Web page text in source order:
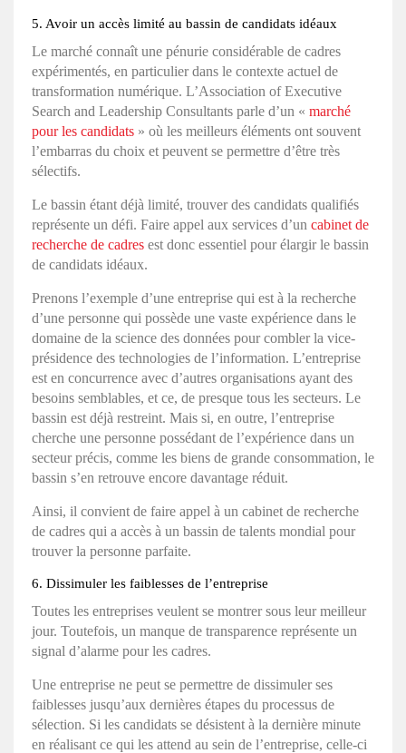
5. Avoir un accès limité au bassin de candidats idéaux
Le marché connaît une pénurie considérable de cadres
expérimentés, en particulier dans le contexte actuel de
transformation numérique. L’Association of Executive
Search and Leadership Consultants parle d’un « marché
pour les candidats » où les meilleurs éléments ont souvent
l’embarras du choix et peuvent se permettre d’être très
sélectifs.
Le bassin étant déjà limité, trouver des candidats qualifiés
représente un défi. Faire appel aux services d’un cabinet de
recherche de cadres est donc essentiel pour élargir le bassin
de candidats idéaux.
Prenons l’exemple d’une entreprise qui est à la recherche
d’une personne qui possède une vaste expérience dans le
domaine de la science des données pour combler la vice-
présidence des technologies de l’information. L’entreprise
est en concurrence avec d’autres organisations ayant des
besoins semblables, et ce, de presque tous les secteurs. Le
bassin est déjà restreint. Mais si, en outre, l’entreprise
cherche une personne possédant de l’expérience dans un
secteur précis, comme les biens de grande consommation, le
bassin s’en retrouve encore davantage réduit.
Ainsi, il convient de faire appel à un cabinet de recherche
de cadres qui a accès à un bassin de talents mondial pour
trouver la personne parfaite.
6. Dissimuler les faiblesses de l’entreprise
Toutes les entreprises veulent se montrer sous leur meilleur
jour. Toutefois, un manque de transparence représente un
signal d’alarme pour les cadres.
Une entreprise ne peut se permettre de dissimuler ses
faiblesses jusqu’aux dernières étapes du processus de
sélection. Si les candidats se désistent à la dernière minute
en réalisant ce qui les attend au sein de l’entreprise, celle-ci